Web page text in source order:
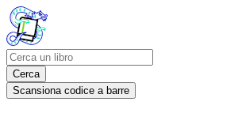
Cerca
Scansiona codice a barre